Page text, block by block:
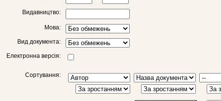
Видавництво:
Мова:
Вид документа:
Електронна версія:
Сортування: